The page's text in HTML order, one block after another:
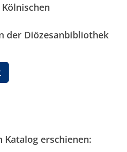
der Diözesanbibliothek
erschienen: